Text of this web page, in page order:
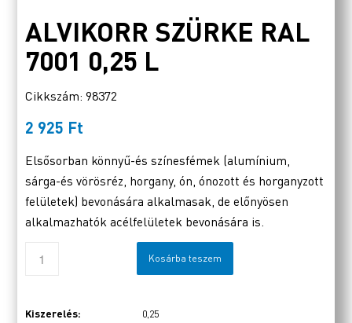
ALVIKORR SZÜRKE RAL
7001 0,25 L
Cikkszám: 98372
2 925 Ft
Elsősorban könnyű-és színesfémek (alumínium,
sárga-és vörösréz, horgany, ón, ónozott és horganyzott
felületek) bevonására alkalmasak, de előnyösen
alkalmazhatók acélfelületek bevonására is.
Kosárba teszem
Kiszerelés: 0,25